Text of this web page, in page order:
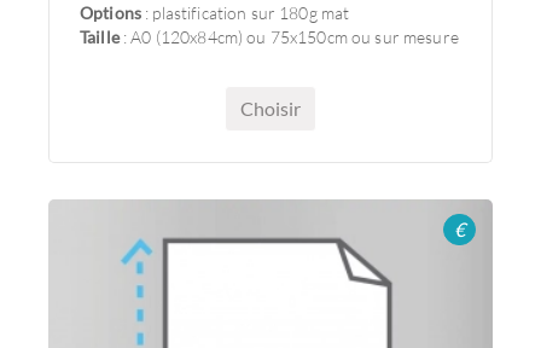
Options : plastification sur 180g mat
Taille: A0 (120x84cm) ou 75x150cm ou sur mesure
Choisir
€